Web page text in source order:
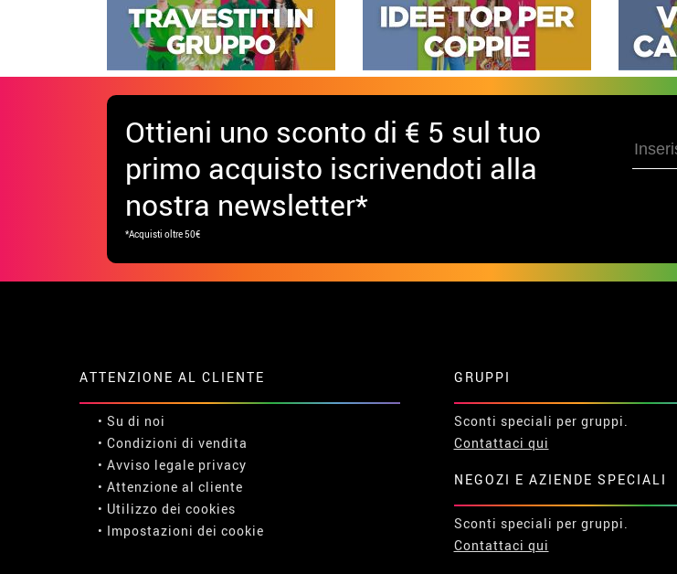
Ottieni uno sconto di € 5 sul tuo
primo acquisto iscrivendoti alla
nostra newsletter*
*Acquisti oltre 50€
ATTENZIONE AL CLIENTE
• Su di noi
• Condizioni di vendita
• Avviso legale privacy
• Attenzione al cliente
• Utilizzo dei cookies
• Impostazioni dei cookie
GRUPPI
Sconti speciali per gruppi.
Contattaci qui
NEGOZI E AZIENDE SPECIALI
Sconti speciali per gruppi.
Contattaci qui